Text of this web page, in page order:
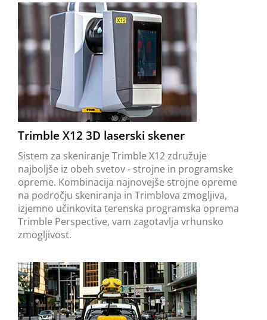
Trimble X12 3D laserski skener
Sistem za skeniranje Trimble X12 združuje
najboljše iz obeh svetov - strojne in programske
opreme. Kombinacija najnovejše strojne opreme
na področju skeniranja in Trimblova zmogljiva,
izjemno učinkovita terenska programska oprema
Trimble Perspective, vam zagotavlja vrhunsko
zmogljivost.